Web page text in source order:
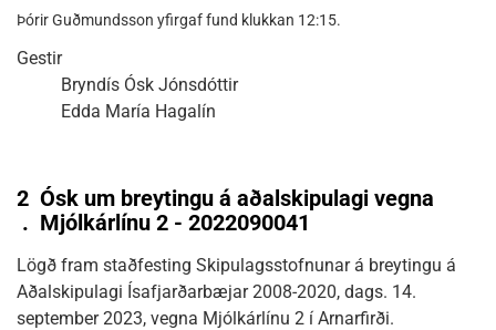
Þórir Guðmundsson yfirgaf fund klukkan 12:15.
Gestir
Bryndís Ósk Jónsdóttir
Edda María Hagalín
2
.
Ósk um breytingu á aðalskipulagi vegna
Mjólkárlínu 2 - 2022090041
Lögð fram staðfesting Skipulagsstofnunar á breytingu á
Aðalskipulagi Ísafjarðarbæjar 2008-2020, dags. 14.
september 2023, vegna Mjólkárlínu 2 í Arnarfirði.